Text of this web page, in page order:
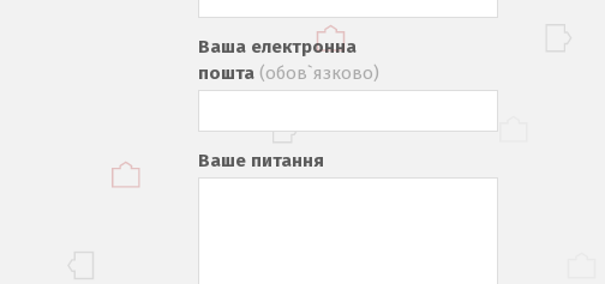
Ваша електронна
пошта (обов`язково)
Ваше питання